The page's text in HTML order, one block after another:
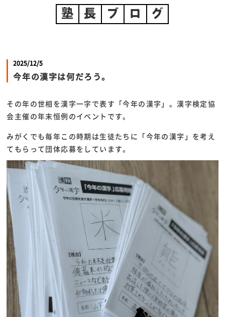
塾 長 ブ ロ グ
2025/12/5
今年の漢字は何だろう。
その年の世相を漢字一字で表す「今年の漢字」。漢字検定協
会主催の年末恒例のイベントです。
みがくでも毎年この時期は生徒たちに「今年の漢字」を考え
てもらって団体応募をしています。